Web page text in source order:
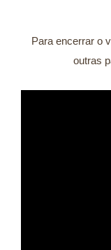
Para encerrar o
outras